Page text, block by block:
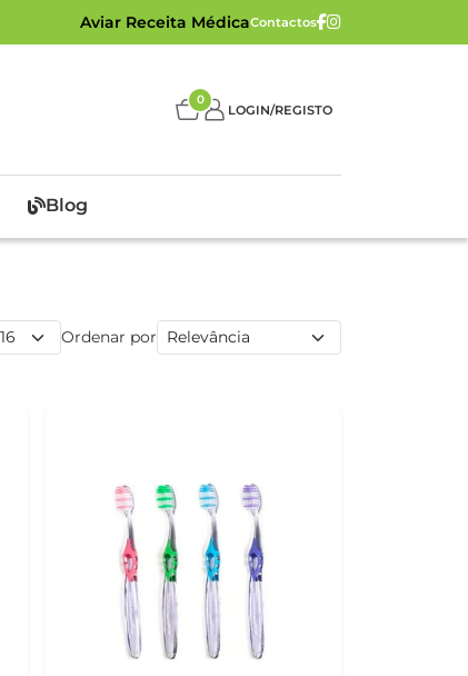
Aviar Receita MédicaContactos
0
LOGIN/REGISTO
Blog
Ordenar por